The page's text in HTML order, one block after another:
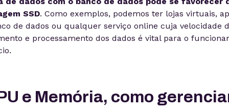
SSD. Como exemplos, podemos ter lojas virtuais,
de dados ou qualquer serviço online cuja velocidade
e processamento dos dados é vital para o
e Memória, como